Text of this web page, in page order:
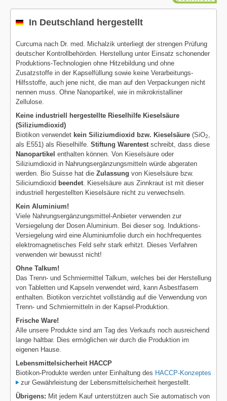
In Deutschland hergestellt
Curcuma nach Dr. med. Michalzik unterliegt der strengen Prüfung
deutscher Kontrollbehörden. Herstellung unter Einsatz schonender
Produktions-Technologien ohne Hitzebildung und ohne
Zusatzstoffe in der Kapselfüllung sowie keine Verarbeitungs-
Hilfsstoffe, auch jene nicht, die man auf den Verpackungen nicht
nennen muss. Ohne Nanopartikel, wie in mikrokristalliner
Zellulose.
Keine industriell hergestellte Rieselhilfe Kieselsäure
(Siliziumdioxid)
Biotikon verwendet kein Siliziumdioxid bzw. Kieselsäure (SiO2
als E551) als Rieselhilfe. Stiftung Warentest schreibt, dass diese
Nanopartikel enthalten können. Von Kieselsäure oder
Siliziumdioxid in Nahrungsergänzungsmitteln würde abgeraten
werden. Bio Suisse hat die Zulassung von Kieselsäure bzw.
Siliciumdioxid beendet . Kieselsäure aus Zinnkraut ist mit dieser
industriell hergestellten Kieselsäure nicht zu verwechseln.
Kein Aluminium!
Viele Nahrungsergänzungsmittel-Anbieter verwenden zur
Versiegelung der Dosen Aluminium. Bei dieser sog. Induktions-
Versiegelung wird eine Aluminiumfolie durch ein hochfrequentes
elektromagnetisches Feld sehr stark erhitzt. Dieses Verfahren
verwenden wir bewusst nicht!
Ohne Talkum!
Das Trenn- und Schmiermittel Talkum, welches bei der Herstellung
von Tabletten und Kapseln verwendet wird, kann Asbestfasern
enthalten. Biotikon verzichtet vollständig auf die Verwendung von
Trenn- und Schmiermitteln in der Kapsel-Produktion.
Frische Ware!
Alle unsere Produkte sind am Tag des Verkaufs noch ausreichend
lange haltbar. Dies ermöglichen wir durch die Produktion im
eigenen Hause.
Lebensmittelsicherheit HACCP
Biotikon-Produkte werden unter Einhaltung des HACCP-Konzeptes
zur Gewährleistung der Lebensmittelsicherheit hergestellt.
Übrigens: Mit jedem Kauf unterstützen auch Sie automatisch von